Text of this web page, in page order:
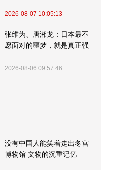
2026-08-07 10:05:13
张维为、唐湘龙：日本最不
愿面对的噩梦，就是真正强
2026-08-06 09:57:46
没有中国人能笑着走出冬宫
博物馆 文物的沉重记忆